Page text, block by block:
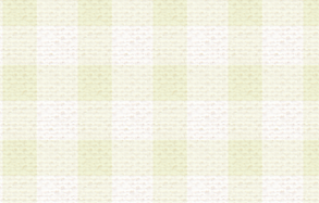
、その他原因の如何を問わず、一切
登録情報
員の登録情報に含まれる氏名・住所
員個人を識別できる情報を当社が別
」に基づき適切に取り扱うものとし
情報を以下の各号に定める目的に利